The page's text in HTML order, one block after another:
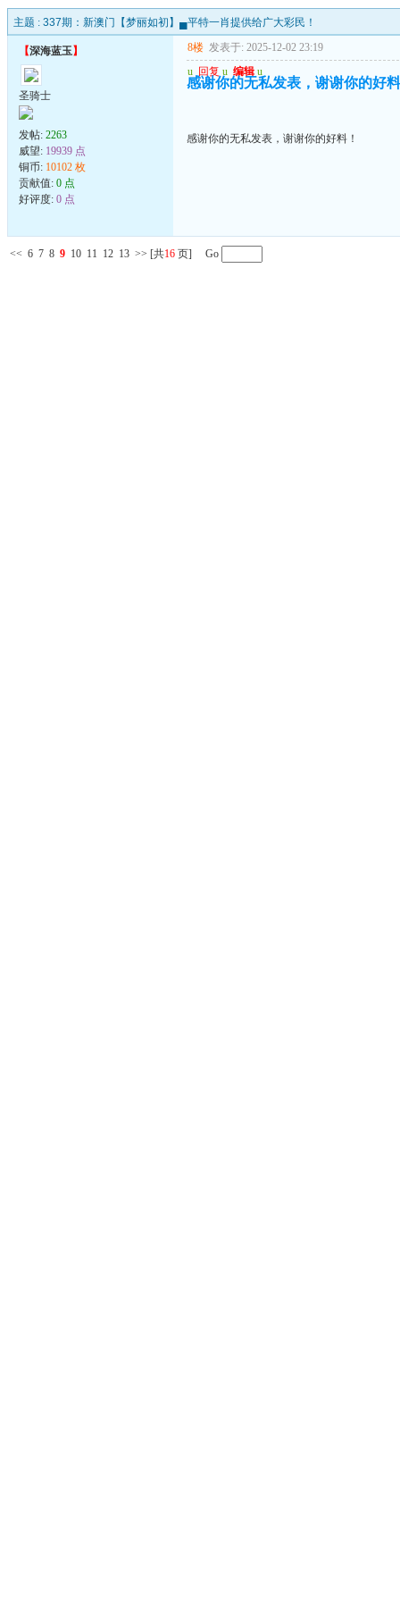
主题 : 337期：新澳门【梦丽如初】▄平特一肖提供给广大彩民！
【深海蓝玉】
圣骑士
发帖: 2263
威望: 19939 点
铜币: 10102 枚
贡献值: 0 点
好评度: 0 点
8楼 发表于: 2025-12-02 23:19
u 回复 u 编辑 u
感谢你的无私发表，谢谢你的好
感谢你的无私发表，谢谢你的好料！
<< 6 7 8 9 10 11 12 13 >> [共16 页] Go